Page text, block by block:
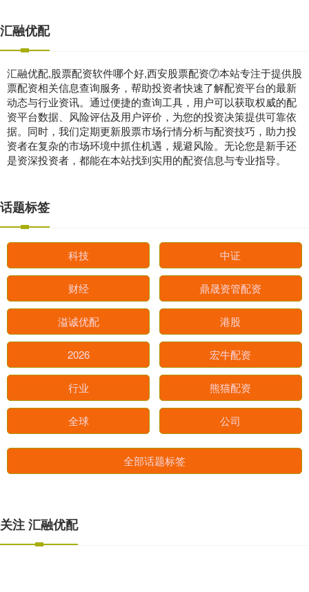
汇融优配
汇融优配,股票配资软件哪个好,西安股票配资⑦本站专注于提供股
票配资相关信息查询服务，帮助投资者快速了解配资平台的最新
动态与行业资讯。通过便捷的查询工具，用户可以获取权威的配
资平台数据、风险评估及用户评价，为您的投资决策提供可靠依
据。同时，我们定期更新股票市场行情分析与配资技巧，助力投
资者在复杂的市场环境中抓住机遇，规避风险。无论您是新手还
是资深投资者，都能在本站找到实用的配资信息与专业指导。
话题标签
科技 中证
财经 鼎晟资管配资
溢诚优配 港股
2026 宏牛配资
行业 熊猫配资
全球 公司
全部话题标签
关注 汇融优配